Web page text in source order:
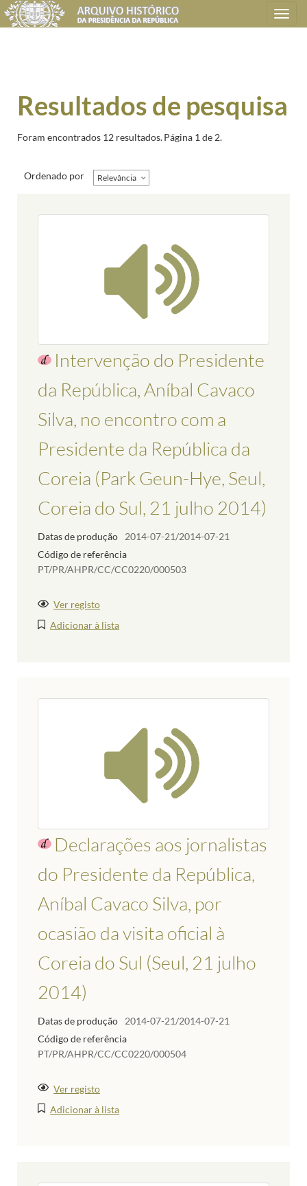
Toggle
navigation
Resultados de pesquisa
Foram encontrados 12 resultados.Página 1 de 2.
Ordenado por Relevância
Intervenção do Presidente
da República, Aníbal Cavaco
Silva, no encontro com a
Presidente da República da
Coreia (Park Geun-Hye, Seul,
Coreia do Sul, 21 julho 2014)
Datas de produção
2014-07-21/2014-07-21
Código de referência
PT/PR/AHPR/CC/CC0220/000503
Ver registo
Adicionar à lista
Declarações aos jornalistas
do Presidente da República,
Aníbal Cavaco Silva, por
ocasião da visita oficial à
Coreia do Sul (Seul, 21 julho
2014)
Datas de produção
2014-07-21/2014-07-21
Código de referência
PT/PR/AHPR/CC/CC0220/000504
Ver registo
Adicionar à lista